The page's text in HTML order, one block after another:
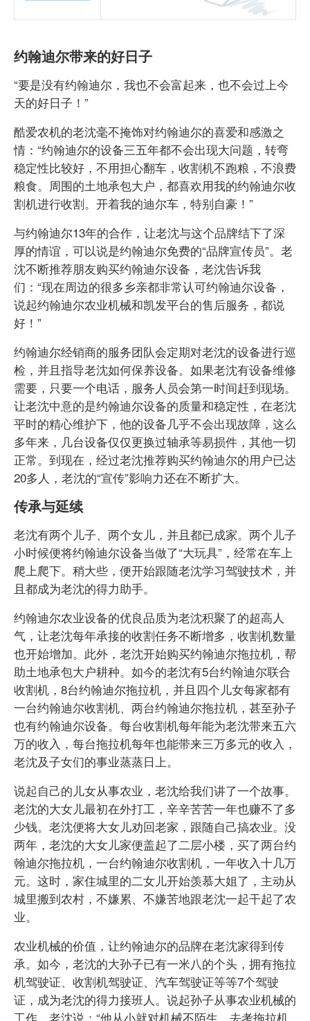
约翰迪尔带来的好日子
“要是没有约翰迪尔，我也不会富起来，也不会过上今
天的好日子！”
酷爱农机的老沈毫不掩饰对约翰迪尔的喜爱和感激之
情：“约翰迪尔的设备三五年都不会出现大问题，转弯
稳定性比较好，不用担心翻车，收割机不跑粮，不浪费
粮食。周围的土地承包大户，都喜欢用我的约翰迪尔收
割机进行收割。开着我的迪尔车，特别自豪！”
与约翰迪尔13年的合作，让老沈与这个品牌结下了深
厚的情谊，可以说是约翰迪尔免费的“品牌宣传员”。老
沈不断推荐朋友购买约翰迪尔设备，老沈告诉我
们：“现在周边的很多乡亲都非常认可约翰迪尔设备，
说起约翰迪尔农业机械和凯发平台的售后服务，都说
好！”
约翰迪尔经销商的服务团队会定期对老沈的设备进行巡
检，并且指导老沈如何保养设备。如果老沈有设备维修
需要，只要一个电话，服务人员会第一时间赶到现场。
让老沈中意的是约翰迪尔设备的质量和稳定性，在老沈
平时的精心维护下，他的设备几乎不会出现故障，这么
多年来，几台设备仅仅更换过轴承等易损件，其他一切
正常。到现在，经过老沈推荐购买约翰迪尔的用户已达
20多人，老沈的“宣传”影响力还在不断扩大。
传承与延续
老沈有两个儿子、两个女儿，并且都已成家。两个儿子
小时候便将约翰迪尔设备当做了“大玩具”，经常在车上
爬上爬下。稍大些，便开始跟随老沈学习驾驶技术，并
且都成为老沈的得力助手。
约翰迪尔农业设备的优良品质为老沈积聚了的超高人
气，让老沈每年承接的收割任务不断增多，收割机数量
也开始增加。此外，老沈开始购买约翰迪尔拖拉机，帮
助土地承包大户耕种。如今的老沈有5台约翰迪尔联合
收割机，8台约翰迪尔拖拉机，并且四个儿女每家都有
一台约翰迪尔收割机、两台约翰迪尔拖拉机，甚至孙子
也有约翰迪尔设备。每台收割机每年能为老沈带来五六
万的收入，每台拖拉机每年也能带来三万多元的收入，
老沈及子女们的事业蒸蒸日上。
说起自己的儿女从事农业，老沈给我们讲了一个故事。
老沈的大女儿最初在外打工，辛辛苦苦一年也赚不了多
少钱。老沈便将大女儿劝回老家，跟随自己搞农业。没
两年，老沈的大女儿家便盖起了二层小楼，买了两台约
翰迪尔拖拉机，一台约翰迪尔收割机，一年收入十几万
元。这时，家住城里的二女儿开始羡慕大姐了，主动从
城里搬到农村，不嫌累、不嫌苦地跟老沈一起干起了农
业。
农业机械的价值，让约翰迪尔的品牌在老沈家得到传
承。如今，老沈的大孙子已有一米八的个头，拥有拖拉
机驾驶证、收割机驾驶证、汽车驾驶证等等7个驾驶
证，成为老沈的得力接班人。说起孙子从事农业机械的
工作，老沈说：“他从小就对机械不陌生，去考拖拉机